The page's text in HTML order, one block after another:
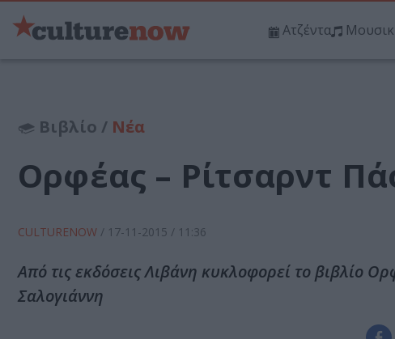
Ατζέντα
Βιβλίο / Νέα
Ορφέας – Ρίτσαρντ
CULTURENOW / 17-11-2015 / 11:36
Από τις εκδόσεις Λιβάνη κυκλοφορεί το βιβλίο
Σαλογιάννη